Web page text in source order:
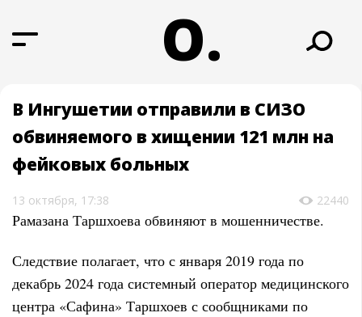
О.
В Ингушетии отправили в СИЗО
обвиняемого в хищении 121 млн на
фейковых больных
13 октября, 17:38 22440
Рамазана Таршхоева обвиняют в мошенничестве.
Следствие полагает, что с января 2019 года по
декабрь 2024 года системный оператор медицинского
центра «Сафина» Таршхоев с сообщниками по